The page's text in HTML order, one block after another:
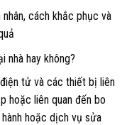
nhà hay không?
tử và các thiết bị liên
hoặc liên quan đến bo
hoặc dịch vụ sửa